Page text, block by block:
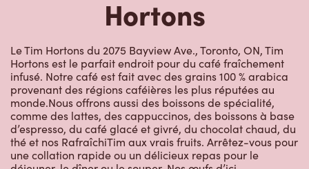
Hortons
Le Tim Hortons du 2075 Bayview Ave., Toronto, ON, Tim
Hortons est le parfait endroit pour du café fraîchement
infusé. Notre café est fait avec des grains 100 % arabica
provenant des régions caféières les plus réputées au
monde.Nous offrons aussi des boissons de spécialité,
comme des lattes, des cappuccinos, des boissons à base
d’espresso, du café glacé et givré, du chocolat chaud, du
thé et nos RafraîchiTim aux vrais fruits. Arrêtez-vous pour
une collation rapide ou un délicieux repas pour le